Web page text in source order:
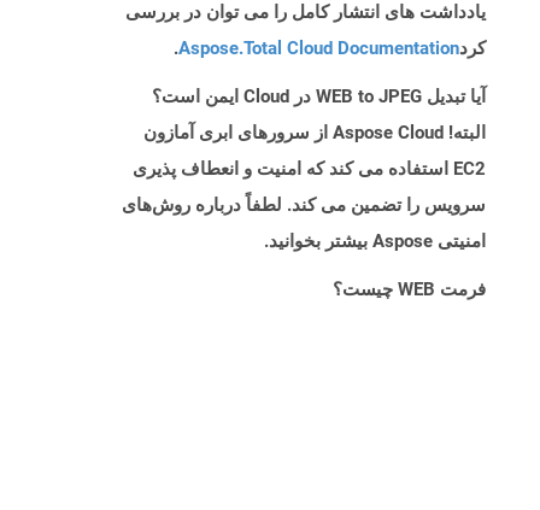
یادداشت های انتشار کامل را می توان در بررسی
کردAspose.Total Cloud Documentation
.
آیا تبدیل WEB to JPEG در Cloud ایمن است؟
البته! Aspose Cloud از سرورهای ابری آمازون
EC2 استفاده می کند که امنیت و انعطاف پذیری
سرویس را تضمین می کند. لطفاً درباره روش‌های
امنیتی Aspose بیشتر بخوانید.
فرمت WEB چیست؟